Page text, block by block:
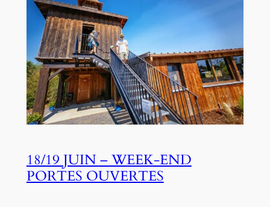
18/19 JUIN – WEEK-END
PORTES OUVERTES